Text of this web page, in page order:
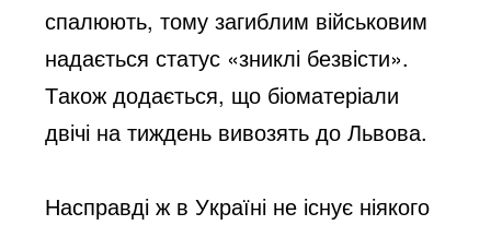
спалюють, тому загиблим військовим
надається статус «зниклі безвісти».
Також додається, що біоматеріали
двічі на тиждень вивозять до Львова.
Насправді ж в Україні не існує ніякого